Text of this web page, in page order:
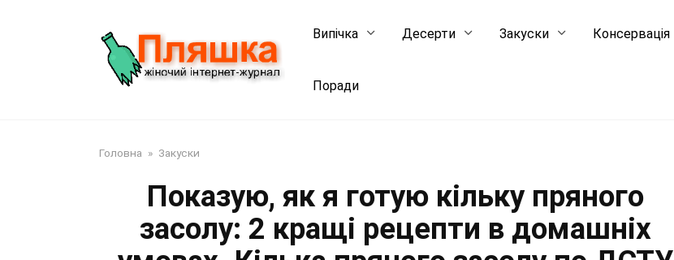
Випічка Десерти Закуски Консервація
Поради
Головна » Закуски
Показую, як я готую кільку пряного
засолу: 2 кращі рецепти в домашніх